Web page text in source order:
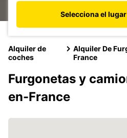
Selecciona el
Alquiler de
coches
Alquiler De
France
Furgonetas y
en-France